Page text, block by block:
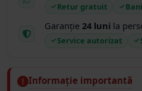
Retur gratuit
Garanție 24 luni la
Service autorizat
Informație importantă